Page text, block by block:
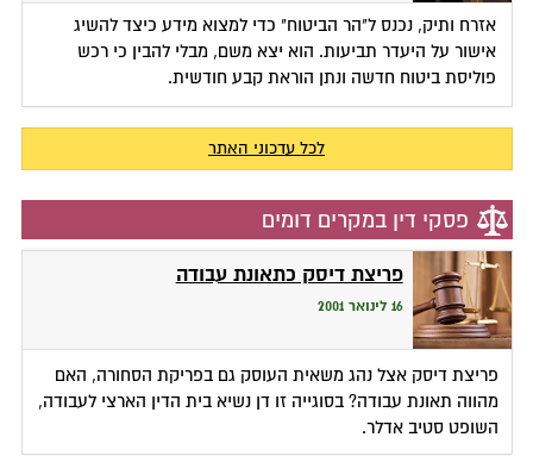
אזרח ותיק, נכנס ל"הר הביטוח" כדי למצוא מידע כיצד להשיג
אישור על היעדר תביעות. הוא יצא משם, מבלי להבין כי רכש
פוליסת ביטוח חדשה ונתן הוראת קבע חודשית.
לכל עדכוני האתר
פסקי דין במקרים דומים
פריצת דיסק כתאונת עבודה
16 לינואר 2001
פריצת דיסק אצל נהג משאית העוסק גם בפריקת הסחורה, האם
מהווה תאונת עבודה? בסוגייה זו דן נשיא בית הדין הארצי לעבודה,
השופט סטיב אדלר.